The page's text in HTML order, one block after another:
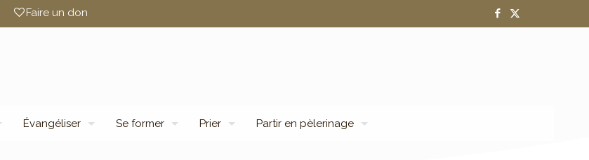
Faire un don
Évangéliser Se former Prier Partir en pèlerinage